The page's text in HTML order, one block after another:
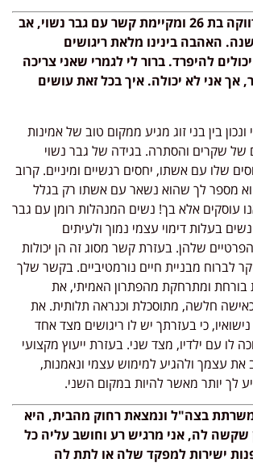
בתיה שלום, אני רווקה בת 26 ומקיימת קשר עם גבר נשוי, אב
האהבה בינינו מלאת ריגושים
יכולים להיפרד. ברור לי לגמרי שאני צריכה
אני לא יכולה. איך בכל זאת עושים
בין בני זוג מגיע ממקום טוב של אמינות
של שקרים והסתרה. בגידה של גבר נשוי
שלו עם אשתו, יחסים רגשיים ומיניים. קרוב
מספר לך שהוא נשאר עם אשתו רק בגלל
עוסקים אלא בך! נשים המנהלות רומן עם גבר
בעלות דימוי עצמי נמוך ולעיתים
שלהן. בעזרת קשר מסוג זה הן יכולות
לברוח מבניית חיים נורמטיביים. בקשר שלך
ומתרחקת מהפתרון האמיתי, את
חלשה, מתוסכלת וכנראה תלותית. את
כי בעזרתך יש לו ריגושים מצד אחד
לו עם ילדיו, מצד שני. בעזרת ייעוץ מקצועי
את עצמך ולהגיע למימוש עצמי ונאמנות,
לך יותר מאשר להיות במקום השני.
בצה"ל ונמצאת רחוק מהבית, היא
שקשה לה, אני מרגיש רע וחושב עליה כל
ישירות למפקד שלה או לתת לה